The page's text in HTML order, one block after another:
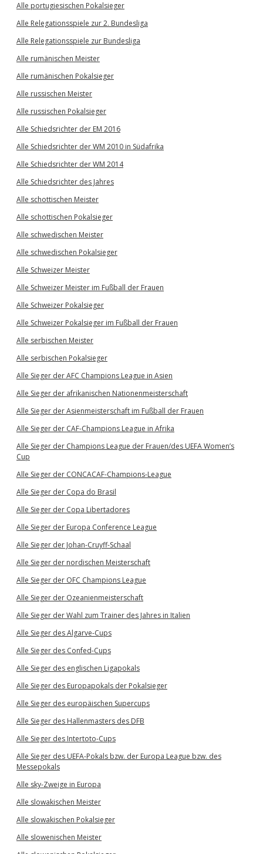
Alle portugiesischen Pokalsieger
Alle Relegationsspiele zur 2. Bundesliga
Alle Relegationsspiele zur Bundesliga
Alle rumänischen Meister
Alle rumänischen Pokalsieger
Alle russischen Meister
Alle russischen Pokalsieger
Alle Schiedsrichter der EM 2016
Alle Schiedsrichter der WM 2010 in Südafrika
Alle Schiedsrichter der WM 2014
Alle Schiedsrichter des Jahres
Alle schottischen Meister
Alle schottischen Pokalsieger
Alle schwedischen Meister
Alle schwedischen Pokalsieger
Alle Schweizer Meister
Alle Schweizer Meister im Fußball der Frauen
Alle Schweizer Pokalsieger
Alle Schweizer Pokalsieger im Fußball der Frauen
Alle serbischen Meister
Alle serbischen Pokalsieger
Alle Sieger der AFC Champions League in Asien
Alle Sieger der afrikanischen Nationenmeisterschaft
Alle Sieger der Asienmeisterschaft im Fußball der Frauen
Alle Sieger der CAF-Champions League in Afrika
Alle Sieger der Champions League der Frauen/des UEFA Women’s
Cup
Alle Sieger der CONCACAF-Champions-League
Alle Sieger der Copa do Brasil
Alle Sieger der Copa Libertadores
Alle Sieger der Europa Conference League
Alle Sieger der Johan-Cruyff-Schaal
Alle Sieger der nordischen Meisterschaft
Alle Sieger der OFC Champions League
Alle Sieger der Ozeanienmeisterschaft
Alle Sieger der Wahl zum Trainer des Jahres in Italien
Alle Sieger des Algarve-Cups
Alle Sieger des Confed-Cups
Alle Sieger des englischen Ligapokals
Alle Sieger des Europapokals der Pokalsieger
Alle Sieger des europäischen Supercups
Alle Sieger des Hallenmasters des DFB
Alle Sieger des Intertoto-Cups
Alle Sieger des UEFA-Pokals bzw. der Europa League bzw. des
Messepokals
Alle sky-Zweige in Europa
Alle slowakischen Meister
Alle slowakischen Pokalsieger
Alle slowenischen Meister